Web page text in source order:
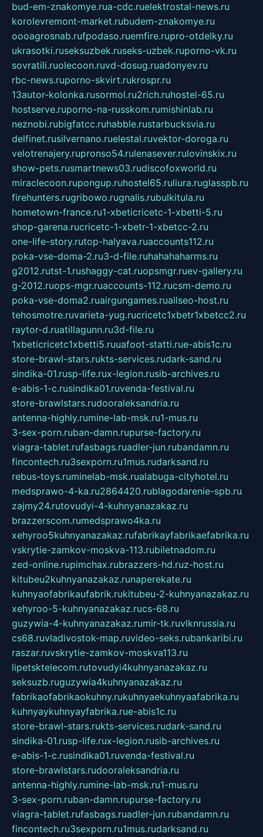
bud-em-znakomye.rua-cdc.ruelektrostal-news.ru
korolevremont-market.rubudem-znakomye.ru
oooagrosnab.rufpodaso.ruemfire.rupro-otdelky.ru
ukrasotki.ruseksuzbek.ruseks-uzbek.ruporno-vk.ru
sovratili.ruolecoon.ruvd-dosug.ruadonyev.ru
rbc-news.ruporno-skvirt.rukrospr.ru
13autor-kolonka.rusormol.ru2rich.ruhostel-65.ru
hostserve.ruporno-na-russkom.rumishinlab.ru
neznobi.rubigfatcc.ruhabble.rustarbucksvia.ru
delfinet.rusilvernano.ruelestal.ruvektor-doroga.ru
velotrenajery.rupronso54.rulenasever.rulovinskix.ru
show-pets.rusmartnews03.rudiscofoxworld.ru
miraclecoon.rupongup.ruhostel65.ruliura.ruglasspb.ru
firehunters.rugribowo.rugnalis.rubulkitula.ru
hometown-france.ru1-xbeticricetc-1-xbetti-5.ru
shop-garena.rucricetc-1-xbetr-1-xbetcc-2.ru
one-life-story.rutop-halyava.ruaccounts112.ru
poka-vse-doma-2.ru3-d-file.ruhahahaharms.ru
g2012.rutst-1.rushaggy-cat.ruopsmgr.ruev-gallery.ru
g-2012.ruops-mgr.ruaccounts-112.rucsm-demo.ru
poka-vse-doma2.ruairgungames.ruallseo-host.ru
tehosmotre.ruvarieta-yug.rucricetc1xbetr1xbetcc2.ru
raytor-d.ruatillagunn.ru3d-file.ru
1xbeticricetc1xbetti5.ruuafoot-statti.rue-abis1c.ru
store-brawl-stars.rukts-services.rudark-sand.ru
sindika-01.rusp-life.rux-legion.rusib-archives.ru
e-abis-1-c.rusindika01.ruvenda-festival.ru
store-brawlstars.rudooraleksandria.ru
antenna-highly.rumine-lab-msk.ru1-mus.ru
3-sex-porn.ruban-damn.rupurse-factory.ru
viagra-tablet.rufasbags.ruadler-jun.rubandamn.ru
fincontech.ru3sexporn.ru1mus.rudarksand.ru
rebus-toys.ruminelab-msk.rualabuga-cityhotel.ru
medsprawo-4-ka.ru2864420.rublagodarenie-spb.ru
zajmy24.rutovudyi-4-kuhnyanazakaz.ru
brazzerscom.rumedsprawo4ka.ru
xehyroo5kuhnyanazakaz.rufabrikayfabrikaefabrika.ru
vskrytie-zamkov-moskva-113.rubiletnadom.ru
zed-online.rupimchax.rubrazzers-hd.ruz-host.ru
kitubeu2kuhnyanazakaz.runaperekate.ru
kuhnyaofabrikaufabrik.rukitubeu-2-kuhnyanazakaz.ru
xehyroo-5-kuhnyanazakaz.rucs-68.ru
guzywia-4-kuhnyanazakaz.rumir-tk.ruvlknrussia.ru
cs68.ruvladivostok-map.ruvideo-seks.rubankaribi.ru
raszar.ruvskrytie-zamkov-moskva113.ru
lipetsktelecom.rutovudyi4kuhnyanazakaz.ru
seksuzb.ruguzywia4kuhnyanazakaz.ru
fabrikaofabrikaokuhny.rukuhnyaekuhnyaafabrika.ru
kuhnyaykuhnyayfabrika.rue-abis1c.ru
store-brawl-stars.rukts-services.rudark-sand.ru
sindika-01.rusp-life.rux-legion.rusib-archives.ru
e-abis-1-c.rusindika01.ruvenda-festival.ru
store-brawlstars.rudooraleksandria.ru
antenna-highly.rumine-lab-msk.ru1-mus.ru
3-sex-porn.ruban-damn.rupurse-factory.ru
viagra-tablet.rufasbags.ruadler-jun.rubandamn.ru
fincontech.ru3sexporn.ru1mus.rudarksand.ru